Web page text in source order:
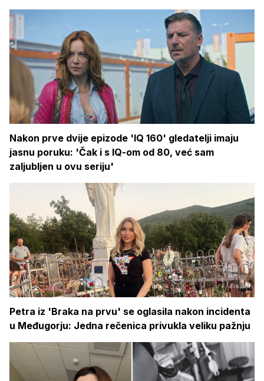
Nakon prve dvije epizode 'IQ 160' gledatelji imaju
jasnu poruku: 'Čak i s IQ-om od 80, već sam
zaljubljen u ovu seriju'
Petra iz 'Braka na prvu' se oglasila nakon incidenta
u Međugorju: Jedna rečenica privukla veliku pažnju